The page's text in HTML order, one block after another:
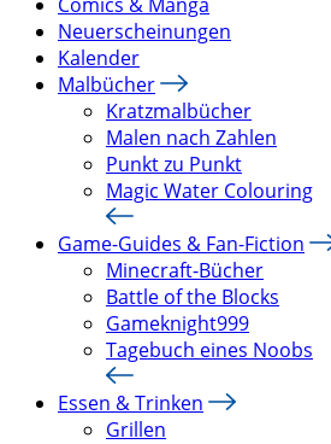
Neuerscheinungen
Kalender
Malbücher
Kratzmalbücher
Malen nach Zahlen
Punkt zu Punkt
Magic Water Colouring
Game-Guides & Fan-Fiction
Minecraft-Bücher
Battle of the Blocks
Gameknight999
Tagebuch eines Noobs
Essen & Trinken
Grillen